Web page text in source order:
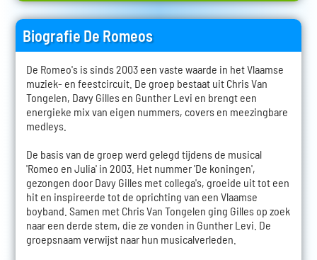
Biografie De Romeos
De Romeo's is sinds 2003 een vaste waarde in het Vlaamse
muziek- en feestcircuit. De groep bestaat uit Chris Van
Tongelen, Davy Gilles en Gunther Levi en brengt een
energieke mix van eigen nummers, covers en meezingbare
medleys.
De basis van de groep werd gelegd tijdens de musical
'Romeo en Julia' in 2003. Het nummer 'De koningen',
gezongen door Davy Gilles met collega's, groeide uit tot een
hit en inspireerde tot de oprichting van een Vlaamse
boyband. Samen met Chris Van Tongelen ging Gilles op zoek
naar een derde stem, die ze vonden in Gunther Levi. De
groepsnaam verwijst naar hun musicalverleden.